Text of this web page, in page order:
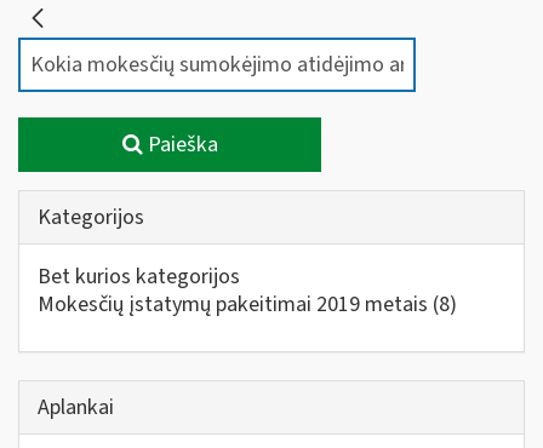
Paieška
Kategorijos
Bet kurios kategorijos
Mokesčių įstatymų pakeitimai 2019 metais (8)
Aplankai